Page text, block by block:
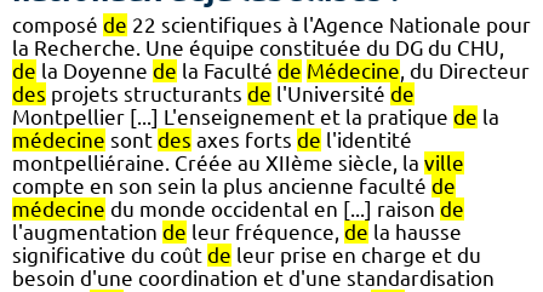
composé de 22 scientifiques à l'Agence Nationale pour
la Recherche. Une équipe constituée du DG du CHU,
de la Doyenne de la Faculté de Médecine , du Directeur
des projets structurants de l'Université de
Montpellier [...] L'enseignement et la pratique de la
médecine sont des axes forts de l'identité
montpelliéraine. Créée au XIIème siècle, la ville
compte en son sein la plus ancienne faculté de
médecine du monde occidental en [...] raison de
l'augmentation de leur fréquence, de la hausse
significative du coût de leur prise en charge et du
besoin d'une coordination et d'une standardisation